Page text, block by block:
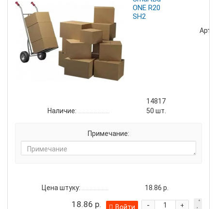
ONE R20
SH2
14817
Наличие:
50 шт.
Примечание:
Цена штуку: 18.86 р.
18.86 р. +
-
Войти